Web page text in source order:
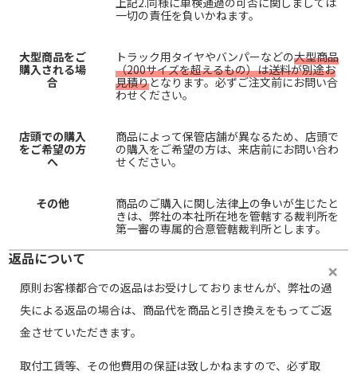
一切の責任を負いかねます。
大型商品をご
購入される場
合
トラック用タイヤやバンパーなどの大型商品
（200サイズを超えるもの）は送料が別途お
見積りとなります。必ずご注文前にお問い合
わせください。
店頭での購入
をご希望の方
へ
商品によって保管店舗が異なるため、店頭で
の購入をご希望の方は、来店前にお問い合わ
せください。
その他
商品のご購入に関し法律上の争いが生じたと
きは、弊社の本社所在地を管轄する裁判所を
第一審の専属的合意管轄裁判所とします。
返品について
原則お客様都合での返品はお受けしておりませんが、弊社の過
失による返品の場合は、商品代を商品と引き換えをもってご返
金させていただきます。
取付工賃等、その他費用の保証は致しかねますので、必ず取